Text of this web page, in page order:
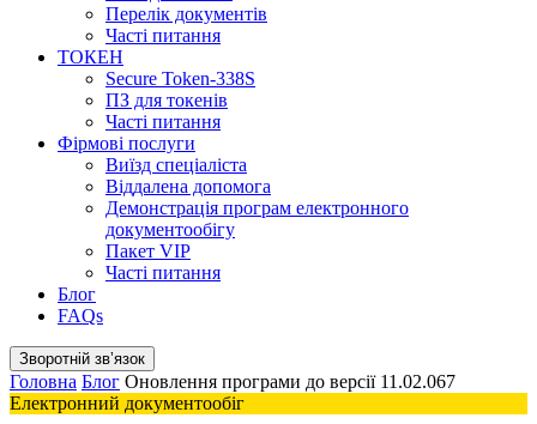
Перелік документів
Часті питання
ТОКЕН
Secure Token-338S
ПЗ для токенів
Часті питання
Фірмові послуги
Виїзд спеціаліста
Віддалена допомога
Демонстрація програм електронного
документообігу
Пакет VIP
Часті питання
Блог
FAQs
Зворотній звʼязок
Головна Блог Оновлення програми до версії 11.02.067
Електронний документообіг